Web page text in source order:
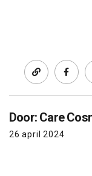
Door: Care
26 april 2024